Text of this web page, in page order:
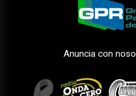
Anuncia con